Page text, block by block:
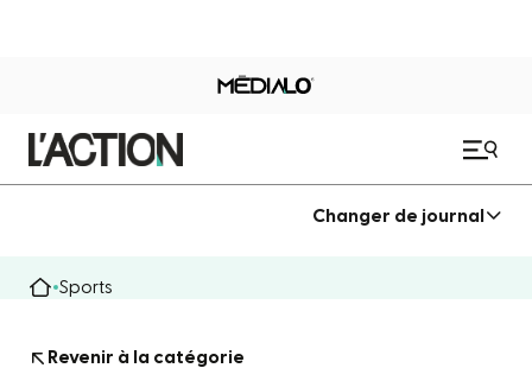
Changer de journal
Sports
Revenir à la catégorie